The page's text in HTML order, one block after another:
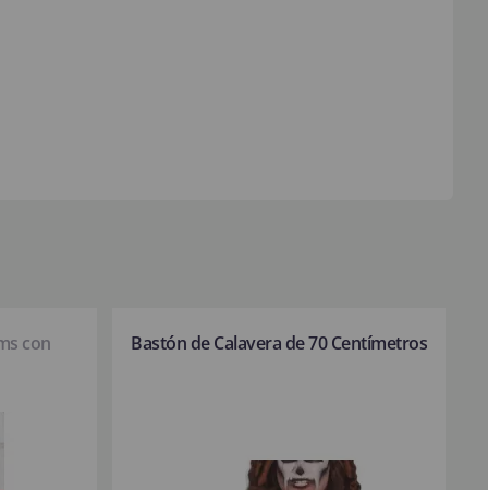
con
Bastón de Calavera de 70 Centímetros